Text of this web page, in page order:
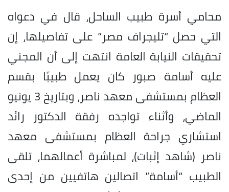
محامي أسرة طبيب الساحل، قال في دعواه
التي حصل “تليجراف مصر” على تفاصيلها، إن
تحقيقات النيابة العامة انتهت إلى أن المجني
عليه أسامة صبور كان يعمل طبيبًا بقسم
العظام بمستشفى معهد ناصر، وبتاريخ 3 يونيو
الماضي، وأثناء تواجده رفقة الدكتور رائد
استشاري جراحة العظام بمستشفى معهد
ناصر (شاهد إثبات)، لمباشرة أعمالهما، تلقى
الطبيب “أسامة” اتصالين هاتفيين من إحدى